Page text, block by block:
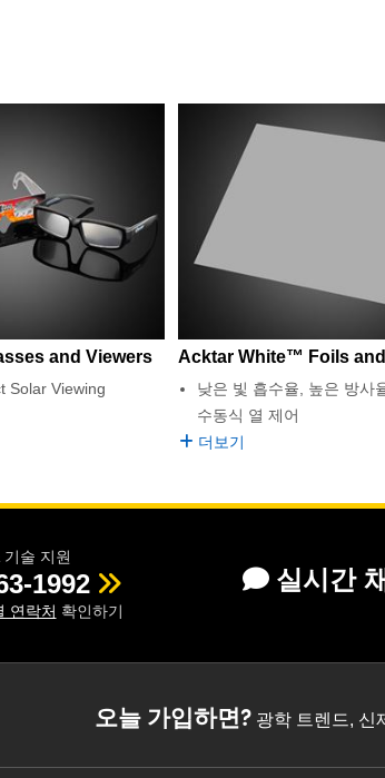
and Viewers
Solar Viewing
Acktar White™ Foils
낮은 빛 흡수율, 높은 방사
수동식 열 제어
더보기
기술 지원
1992
연락처 확인하기
실시간
오늘 가입하면?광학 트렌드, 신